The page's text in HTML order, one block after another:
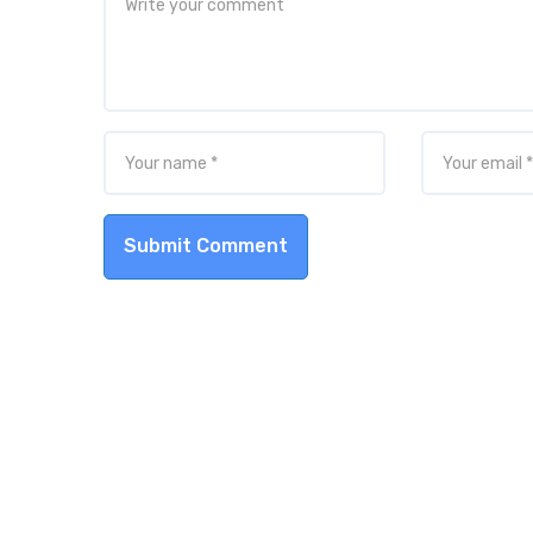
Submit Comment